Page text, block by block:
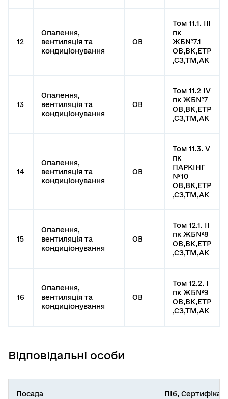
12
Опалення,
вентиляція та
кондиціонування
ОВ
Том 11.1. ІII
пк
ЖБ№7.1
ОВ,ВК,ЕТР
,СЗ,ТМ,АК
13
Опалення,
вентиляція та
кондиціонування
ОВ
Том 11.2 ІV
пк ЖБ№7
ОВ,ВК,ЕТР
,СЗ,ТМ,АК
14
Опалення,
вентиляція та
кондиціонування
ОВ
Том 11.3. V
пк
ПАРКІНГ
№10
ОВ,ВК,ЕТР
,СЗ,ТМ,АК
15
Опалення,
вентиляція та
кондиціонування
ОВ
Том 12.1. ІI
пк ЖБ№8
ОВ,ВК,ЕТР
,СЗ,ТМ,АК
16
Опалення,
вентиляція та
кондиціонування
ОВ
Том 12.2. І
пк ЖБ№9
ОВ,ВК,ЕТР
,СЗ,ТМ,АК
Відповідальні особи
Посада ПІб, Сертифікат